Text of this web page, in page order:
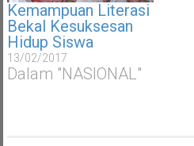
Kemampuan Literasi
Bekal Kesuksesan
Hidup Siswa
13/02/2017
Dalam "NASIONAL"